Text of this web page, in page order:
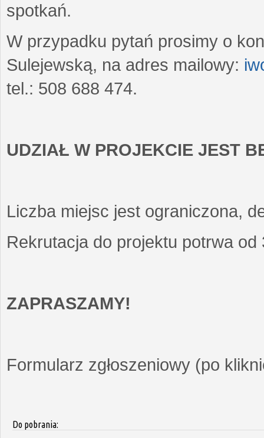
spotkań.
W przypadku pytań prosimy o
Sulejewską, na adres mailowy:
tel.: 508 688 474.
UDZIAŁ W PROJEKCIE JEST
Liczba miejsc jest ograniczona,
Rekrutacja do projektu potrwa
ZAPRASZAMY!
Formularz zgłoszeniowy (po
Do pobrania: